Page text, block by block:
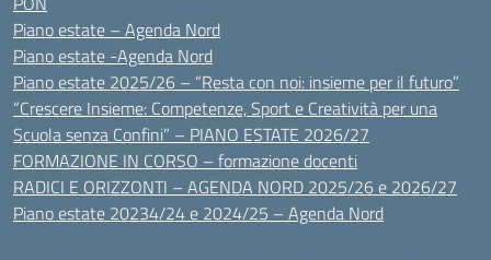
Piano estate – Agenda Nord
Piano estate -Agenda Nord
Piano estate 2025/26 – “Resta con noi: insieme per il futuro”
“Crescere Insieme: Competenze, Sport e Creatività per una
Scuola senza Confini” – PIANO ESTATE 2026/27
FORMAZIONE IN CORSO – formazione docenti
RADICI E ORIZZONTI – AGENDA NORD 2025/26 e 2026/27
Piano estate 20234/24 e 2024/25 – Agenda Nord